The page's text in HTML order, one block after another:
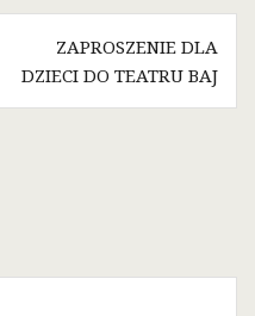
ZAPROSZENIE DLA
DZIECI DO TEATRU BAJ